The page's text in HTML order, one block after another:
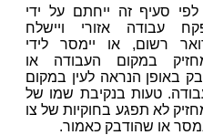
לפי סעיף זה ייחתם על ידי
עבודה אזורי ויישלח
רשום, או יימסר לידי
במקום העבודה או
באופן הנראה לעין במקום
טעות בנקיבת שמו של
לא תפגע בחוקיות של צו
או שהודבק כאמור.